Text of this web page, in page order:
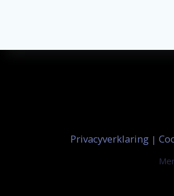
Privacyverklaring |